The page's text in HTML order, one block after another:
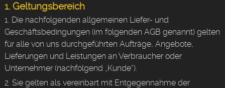
1. Geltungsbereich
1. Die nachfolgenden allgemeinen Liefer- und
Geschäftsbedingungen (im folgenden AGB genannt) gelten
für alle von uns durchgeführten Aufträge, Angebote,
Lieferungen und Leistungen an Verbraucher oder
Unternehmer (nachfolgend „Kunde“).
2. Sie gelten als vereinbart mit Entgegennahme der